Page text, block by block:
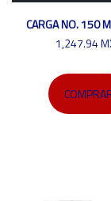
CARGA NO. 150
1,247.94